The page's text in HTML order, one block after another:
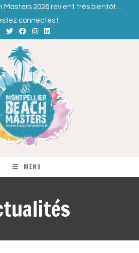
Masters 2026 revient très bientôt…
connectés !
MENU